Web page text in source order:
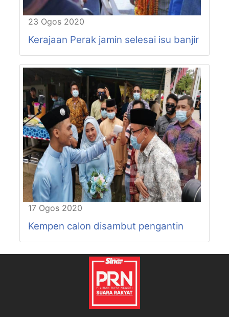
23 Ogos 2020
Kerajaan Perak jamin selesai isu banjir
17 Ogos 2020
Kempen calon disambut pengantin